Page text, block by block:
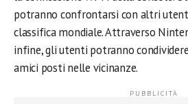
potranno confrontarsi con altri
classifica mondiale. Attraverso
infine, gli utenti potranno
amici posti nelle vicinanze.